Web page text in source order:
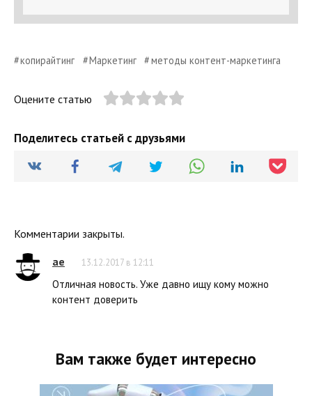
копирайтинг Маркетинг методы контент-маркетинга
Оцените статью
Поделитесь статьей с друзьями
Комментарии закрыты.
ae
13.12.2017 в 12:11
Отличная новость. Уже давно ищу кому можно
контент доверить
Вам также будет интересно